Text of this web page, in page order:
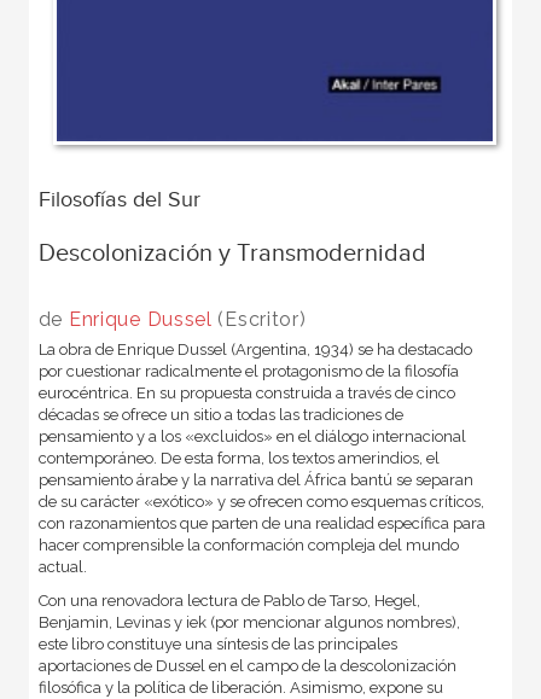
Filosofías del Sur
Descolonización y Transmodernidad
de Enrique Dussel (Escritor)
La obra de Enrique Dussel (Argentina, 1934) se ha destacado
por cuestionar radicalmente el protagonismo de la filosofía
eurocéntrica. En su propuesta construida a través de cinco
décadas se ofrece un sitio a todas las tradiciones de
pensamiento y a los «excluidos» en el diálogo internacional
contemporáneo. De esta forma, los textos amerindios, el
pensamiento árabe y la narrativa del África bantú se separan
de su carácter «exótico» y se ofrecen como esquemas críticos,
con razonamientos que parten de una realidad específica para
hacer comprensible la conformación compleja del mundo
actual.
Con una renovadora lectura de Pablo de Tarso, Hegel,
Benjamin, Levinas y iek (por mencionar algunos nombres),
este libro constituye una síntesis de las principales
aportaciones de Dussel en el campo de la descolonización
filosófica y la política de liberación. Asimismo, expone su